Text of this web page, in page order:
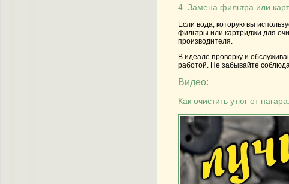
4. Замена фильтра или
Если вода, которую вы
фильтры или картриджи для
производителя.
В идеале проверку и
работой. Не забывайте
Видео:
Как очистить утюг от нагара.